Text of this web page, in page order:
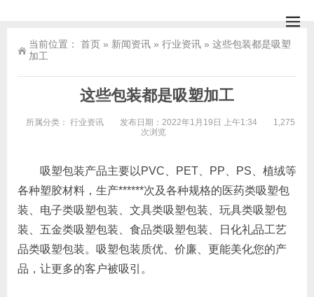
当前位置： 首页 » 新闻资讯 » 行业资讯 » 这些包装都是吸塑
加工
这些包装都是吸塑加工
所属分类： 行业资讯 发布日期：2022年1月19日 上午1:34
1,275
次浏览
吸塑包装产品主要以PVC、PET、PP、PS、植绒等
各种塑胶材料，生产******次及各种规格的医药类吸塑包
装、电子类吸塑包装、文具类吸塑包装、玩具类吸塑包
装、五金类吸塑包装、食品类吸塑包装、日化礼品工艺
品类吸塑包装。吸塑包装质优、价廉、更能美化您的产
品，让更多的客户被吸引。